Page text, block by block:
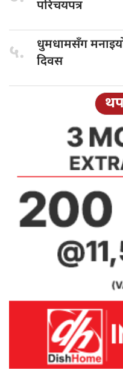
परिचयपत्र
५. धुमधामसँग
दिवस